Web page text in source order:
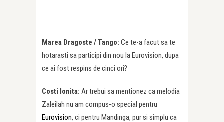
Marea Dragoste / Tango: Ce te-a facut sa te
hotarasti sa participi din nou la Eurovision, dupa
ce ai fost respins de cinci ori?
Costi Ionita: Ar trebui sa mentionez ca melodia
Zaleilah nu am compus-o special pentru
Eurovision, ci pentru Mandinga, pur si simplu ca